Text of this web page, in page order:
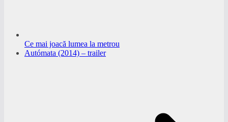
Ce mai joacă lumea la metrou
Autómata (2014) – trailer